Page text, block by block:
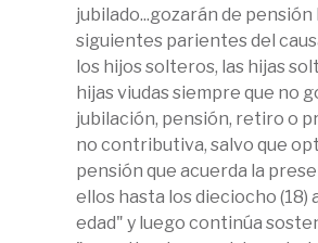
jubilado...gozarán de pensión
siguientes parientes del
los hijos solteros, las hijas
hijas viudas siempre que no
jubilación, pensión, retiro o
no contributiva, salvo que
pensión que acuerda la
ellos hasta los dieciocho (18)
edad" y luego continúa